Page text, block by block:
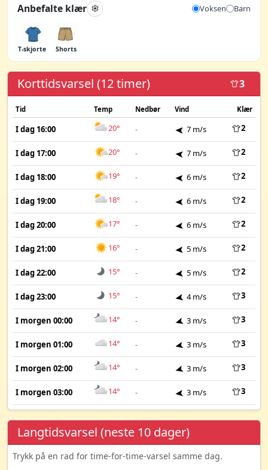
Anbefalte klær Voksen Barn
T-skjorte Shorts
Korttidsvarsel (12 timer) 3
Tid Temp Nedbør Vind Klær
I dag 16:00 20° - 7 m/s 2
I dag 17:00 20° - 7 m/s 2
I dag 18:00 19° - 6 m/s 2
I dag 19:00 18° - 6 m/s 2
I dag 20:00 17° - 6 m/s 2
I dag 21:00 16° - 5 m/s 2
I dag 22:00 15° - 5 m/s 2
I dag 23:00 15° - 4 m/s 3
I morgen 00:00 14° - 3 m/s 3
I morgen 01:00 14° - 3 m/s 3
I morgen 02:00 14° - 3 m/s 3
I morgen 03:00 14° - 3 m/s 3
Langtidsvarsel (neste 10 dager)
Trykk på en rad for time-for-time-varsel samme dag.